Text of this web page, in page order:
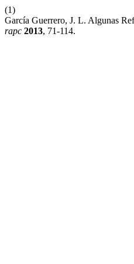
(1)
García Guerrero, J. L. Algunas
rapc 2013, 71-114.